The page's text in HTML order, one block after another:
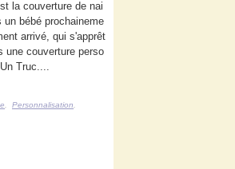
la couverture de nai
bébé prochaineme
arrivé, qui s'apprêt
une couverture perso
Truc....
Personnalisation